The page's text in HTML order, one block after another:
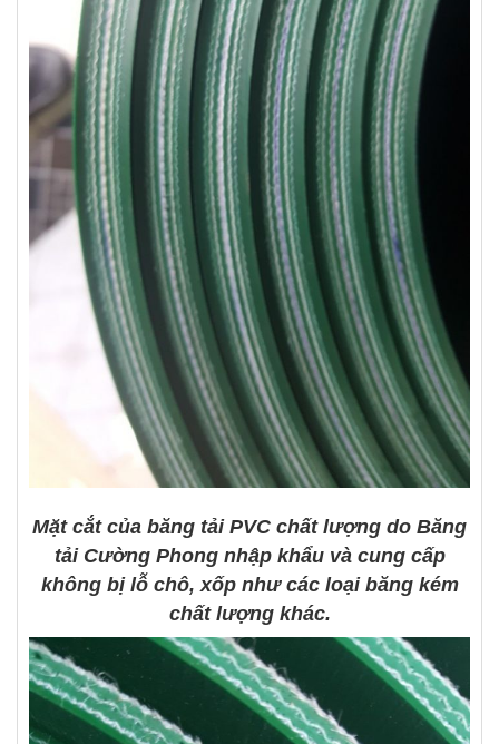
Mặt cắt của băng tải PVC chất lượng do Băng
tải Cường Phong nhập khẩu và cung cấp
không bị lỗ chô, xốp như các loại băng kém
chất lượng khác.